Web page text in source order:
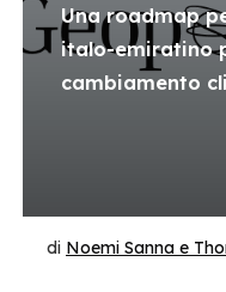
Una roadmap
italo-emiratino
cambiamento
di Noemi Sanna e